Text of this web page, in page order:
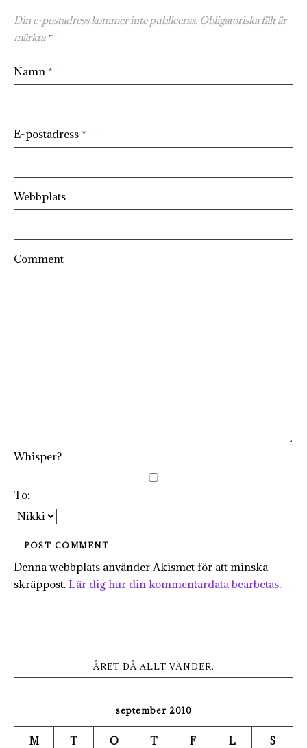
Din e-postadress kommer inte publiceras. Obligatoriska fält är
märkta *
Namn *
E-postadress *
Webbplats
Comment
Whisper?
To:
Denna webbplats använder Akismet för att minska
skräppost. Lär dig hur din kommentardata bearbetas.
ÅRET DÅ ALLT VÄNDER.
september 2010
M T O T F L S